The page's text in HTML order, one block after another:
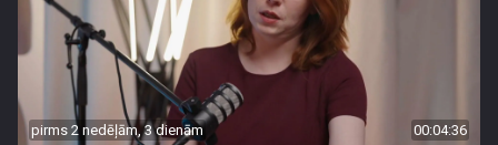
pirms 2 nedēļām, 3 dienām 00:04:36